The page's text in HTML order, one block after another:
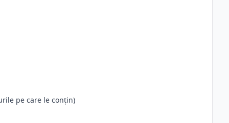
pe care le conțin)